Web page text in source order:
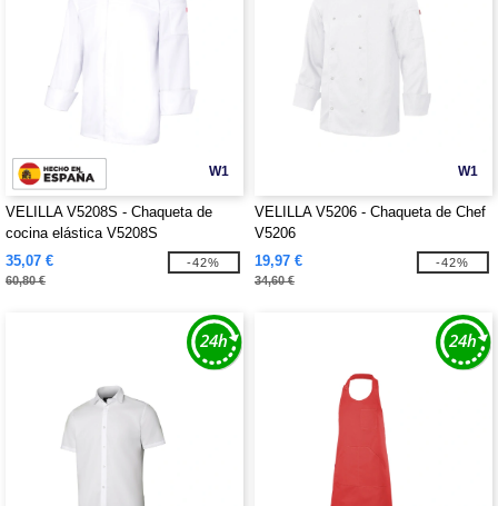
W1
VELILLA V5208S - Chaqueta de
cocina elástica V5208S
35,07 €
60,80 €
-42%
W1
VELILLA V5206 - Chaqueta de Chef
V5206
19,97 €
34,60 €
-42%